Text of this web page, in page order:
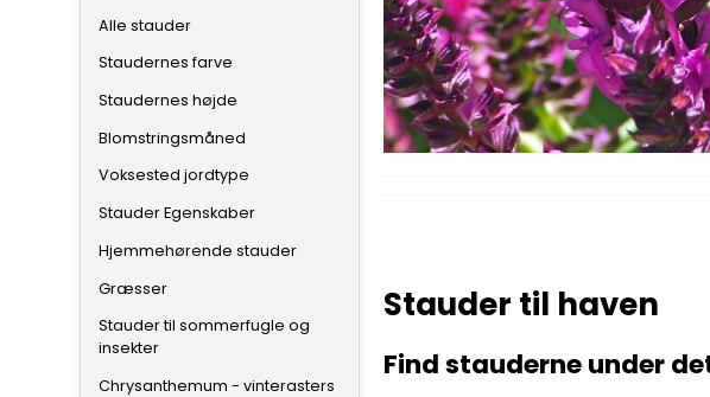
Alle stauder
Staudernes farve
Staudernes højde
Blomstringsmåned
Voksested jordtype
Stauder Egenskaber
Hjemmehørende stauder
Græsser
Stauder til sommerfugle og
insekter
Chrysanthemum - vinterasters
Stauder til haven
Find stauderne under